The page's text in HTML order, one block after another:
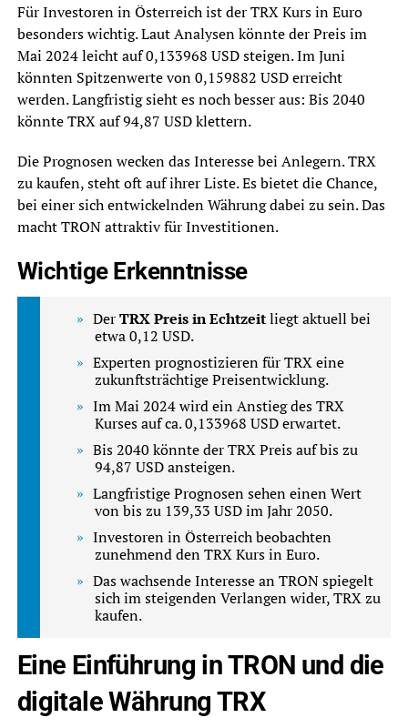
Für Investoren in Österreich ist der TRX Kurs in Euro
besonders wichtig. Laut Analysen könnte der Preis im
Mai 2024 leicht auf 0,133968 USD steigen. Im Juni
könnten Spitzenwerte von 0,159882 USD erreicht
werden. Langfristig sieht es noch besser aus: Bis 2040
könnte TRX auf 94,87 USD klettern.
Die Prognosen wecken das Interesse bei Anlegern. TRX
zu kaufen, steht oft auf ihrer Liste. Es bietet die Chance,
bei einer sich entwickelnden Währung dabei zu sein. Das
macht TRON attraktiv für Investitionen.
Wichtige Erkenntnisse
DerTRX Preis in Echtzeitliegt aktuell bei
etwa 0,12 USD.
Experten prognostizieren für TRX eine
zukunftsträchtige Preisentwicklung.
Im Mai 2024 wird ein Anstieg des TRX
Kurses auf ca. 0,133968 USD erwartet.
Bis 2040 könnte der TRX Preis auf bis zu
94,87 USD ansteigen.
Langfristige Prognosen sehen einen Wert
von bis zu 139,33 USD im Jahr 2050.
Investoren in Österreich beobachten
zunehmend den TRX Kurs in Euro.
Das wachsende Interesse an TRON spiegelt
sich im steigenden Verlangen wider, TRX zu
kaufen.
Eine Einführung in TRON und die
digitale Währung TRX